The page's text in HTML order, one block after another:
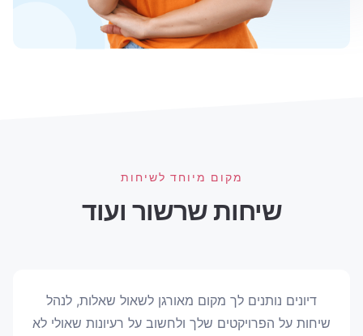
מקום מיוחד לשיחות
שיחות שרשור ועוד
דיונים נותנים לך מקום מאורגן לשאול שאלות, לנהל
שיחות על הפרויקטים שלך ולחשוב על רעיונות שאולי לא